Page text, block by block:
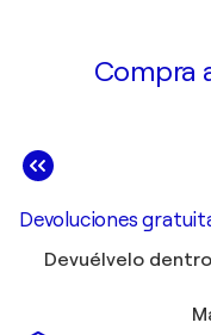
Compra
Devoluciones
Devuélvelo